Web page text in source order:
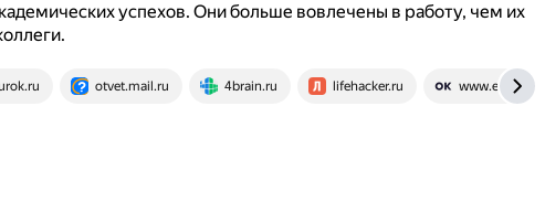
успехов. Они больше вовлечены в работу, чем их
otvet.mail.ru 4brain.ru lifehacker.ru www.euroki.org